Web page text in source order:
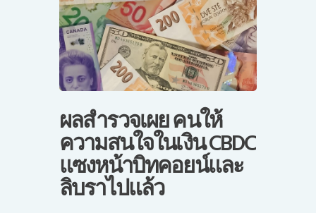
ผลสำรวจเผย คนให้
ความสนใจในเงิน CBDC
แซงหน้าบิทคอยน์และ
ลิบราไปแล้ว